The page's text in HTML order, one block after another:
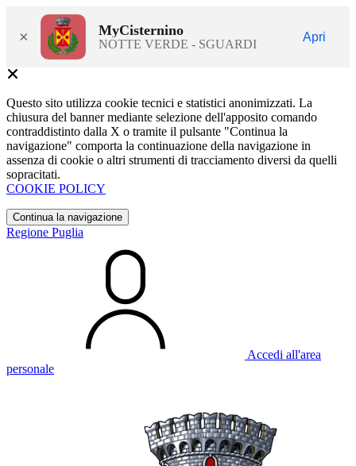
× MyCisternino
NOTTE VERDE - SGUARDI
Apri
Questo sito utilizza cookie tecnici e statistici anonimizzati. La
chiusura del banner mediante selezione dell'apposito comando
contraddistinto dalla X o tramite il pulsante "Continua la
navigazione" comporta la continuazione della navigazione in
assenza di cookie o altri strumenti di tracciamento diversi da quelli
sopracitati.
COOKIE POLICY
Continua la navigazione
Regione Puglia
Accedi all'area
personale